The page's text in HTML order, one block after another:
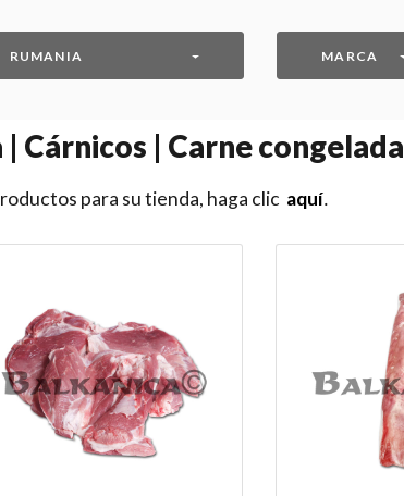
RUMANIA MARCA
Cárnicos | Carne congelada
para su tienda, haga clic aquí․